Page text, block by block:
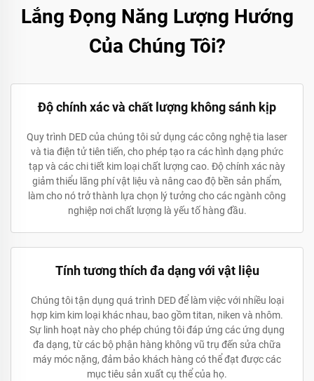
Lắng Đọng Năng Lượng Hướng
Của Chúng Tôi?
Độ chính xác và chất lượng không sánh kịp
Quy trình DED của chúng tôi sử dụng các công nghệ tia laser
và tia điện tử tiên tiến, cho phép tạo ra các hình dạng phức
tạp và các chi tiết kim loại chất lượng cao. Độ chính xác này
giảm thiểu lãng phí vật liệu và nâng cao độ bền sản phẩm,
làm cho nó trở thành lựa chọn lý tưởng cho các ngành công
nghiệp nơi chất lượng là yếu tố hàng đầu.
Tính tương thích đa dạng với vật liệu
Chúng tôi tận dụng quá trình DED để làm việc với nhiều loại
hợp kim kim loại khác nhau, bao gồm titan, niken và nhôm.
Sự linh hoạt này cho phép chúng tôi đáp ứng các ứng dụng
đa dạng, từ các bộ phận hàng không vũ trụ đến sửa chữa
máy móc nặng, đảm bảo khách hàng có thể đạt được các
mục tiêu sản xuất cụ thể của họ.